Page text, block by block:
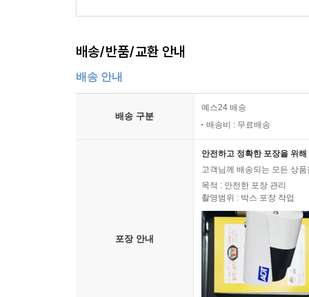
배송/반품/교환 안내
배송 안내
배송 구분
예스24 배송
배송비 : 무료배송
포장 안내
안전하고 정확한 포장을 위
고객님께 배송되는 모든 상
목적 : 안전한 포장 관리
촬영범위 : 박스 포장 작업